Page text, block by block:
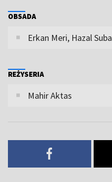
OBSADA
Erkan Meri, Hazal
REŻYSERIA
Mahir Aktas